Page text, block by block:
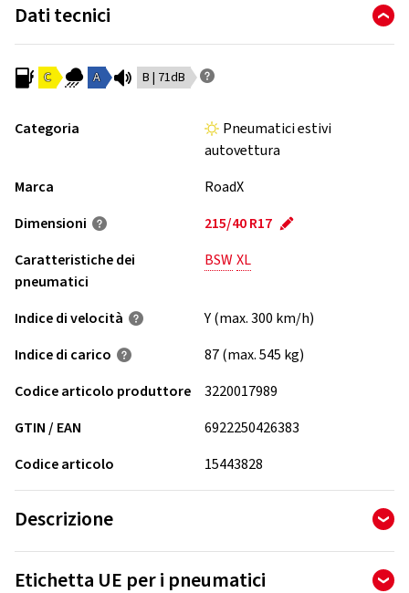
Dati tecnici
C A B | 71dB
Categoria
Pneumatici estivi
autovettura
Marca
RoadX
Dimensioni
215/40 R17
Caratteristiche dei
pneumatici
BSWXL
Indice di velocità
Y (max. 300 km/h)
Indice di carico
87 (max. 545 kg)
Codice articolo produttore
3220017989
GTIN / EAN
6922250426383
Codice articolo
15443828
Descrizione
RoadX DU71 - innovativo pneumatico ad alte prestazioni che
unisce comfort e riduzione del rumore
Etichetta UE per i pneumatici